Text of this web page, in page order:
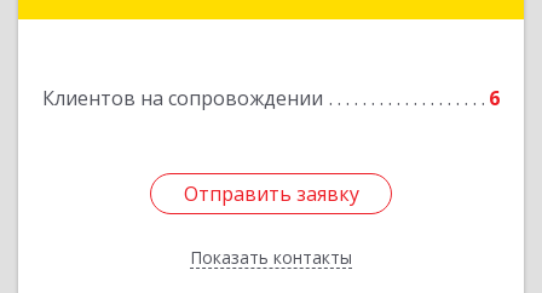
Клиентов на сопровождении 6
Отправить заявку
Показать контакты
Подробнее
Отправить заявку
Назад